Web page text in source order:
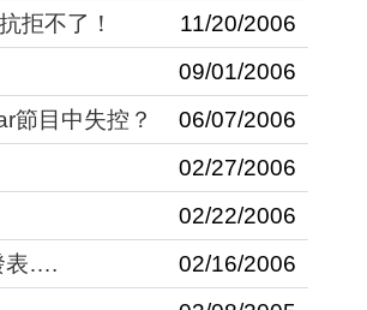
拒不了！
11/20/2006
09/01/2006
節目中失控？
06/07/2006
02/27/2006
02/22/2006
表….
02/16/2006